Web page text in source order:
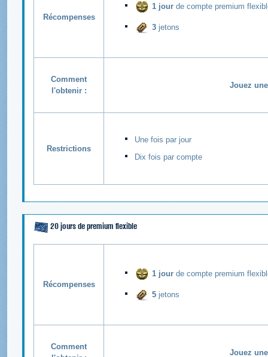
Récompenses
1 jour de compte premium
3 jetons
Comment
l'obtenir :
Jouez
Restrictions
Une fois par jour
Dix fois par compte
20 jours de premium flexible
Récompenses
1 jour de compte premium
5 jetons
Comment
Jouez